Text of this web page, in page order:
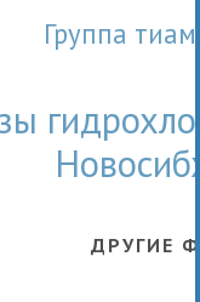
Группа
ДРУГИЕ